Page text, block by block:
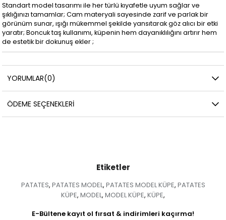
Standart model tasarımı ile her türlü kıyafetle uyum sağlar ve
şıklığınızı tamamlar; Cam materyali sayesinde zarif ve parlak bir
görünüm sunar, ışığı mükemmel şekilde yansıtarak göz alıcı bir etki
yaratır; Boncuk taş kullanımı, küpenin hem dayanıklılığını artırır hem
de estetik bir dokunuş ekler ;
YORUMLAR(0)
ÖDEME SEÇENEKLERI
Etiketler
PATATES, PATATES MODEL, PATATES MODEL KÜPE, PATATES
KÜPE, MODEL, MODEL KÜPE, KÜPE,
E-Bültene kayıt ol fırsat & indirimleri kaçırma!